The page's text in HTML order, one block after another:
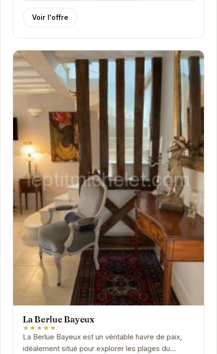
Voir l'offre
La Berlue Bayeux
★★★★★
La Berlue Bayeux est un véritable havre de paix,
idéalement situé pour explorer les plages du